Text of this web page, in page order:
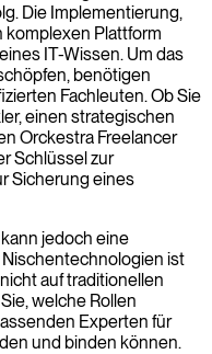
Die Implementierung,
komplexen Plattform
IT-Wissen. Um das
benötigen
Fachleuten. Ob Sie
einen strategischen
Orckestra Freelancer
Schlüssel zur
Sicherung eines
jedoch eine
ist
auf traditionellen
welche Rollen
Experten für
und binden können.